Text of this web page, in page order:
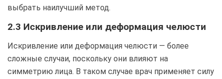
выбрать наилучший метод.
2.3 Искривление или деформация челюсти
Искривление или деформация челюсти — более
сложные случаи, поскольку они влияют на
симметрию лица. В таком случае врач применяет силу